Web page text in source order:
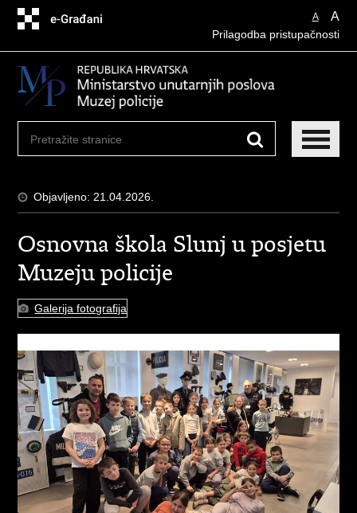
sadržaj
A A
Prilagodba pristupačnosti
Objavljeno: 21.04.2026.
Osnovna škola Slunj u posjetu
Muzeju policije
Galerija fotografija